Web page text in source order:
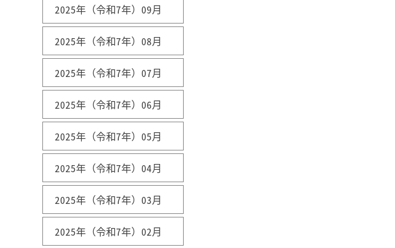
2025年（令和7年）09月
2025年（令和7年）08月
2025年（令和7年）07月
2025年（令和7年）06月
2025年（令和7年）05月
2025年（令和7年）04月
2025年（令和7年）03月
2025年（令和7年）02月